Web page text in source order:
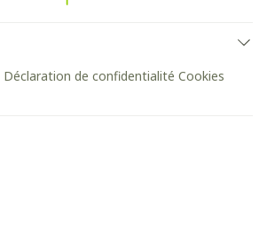
Déclaration de confidentialité Cookies